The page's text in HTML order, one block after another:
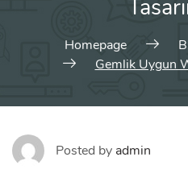
Homepage
Gemlik Uygun
Posted by admin